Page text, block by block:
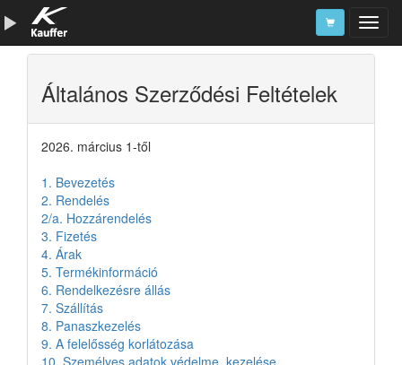
Kosár
Alkatrészek
Általános Szerződési Feltételek
2026. március 1-től
1. Bevezetés
2. Rendelés
2/a. Hozzárendelés
3. Fizetés
4. Árak
5. Termékinformáció
6. Rendelkezésre állás
7. Szállítás
8. Panaszkezelés
9. A felelősség korlátozása
10. Személyes adatok védelme, kezelése